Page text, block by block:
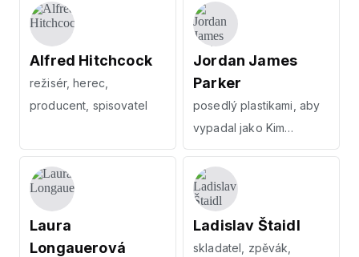
Alfred Hitchcock
režisér, herec,
producent, spisovatel
Jordan James
Parker
posedlý plastikami, aby
vypadal jako Kim
Kardashian
Laura
Longauerová
Ladislav Štaidl
skladatel, zpěvák,